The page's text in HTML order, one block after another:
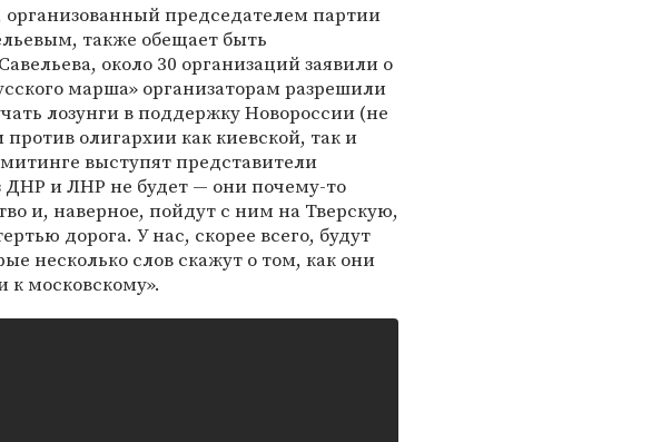
председателем партии
также обещает быть
около 30 организаций заявили о
марша» организаторам разрешили
лозунги в поддержку Новороссии (не
олигархии как киевской, так и
выступят представители
ДНР и ЛНР не будет — они почему-то
и, наверное, пойдут с ним на Тверскую,
дорога. У нас, скорее всего, будут
несколько слов скажут о том, как они
к московскому».